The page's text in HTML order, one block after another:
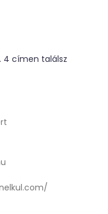
4 címen találsz